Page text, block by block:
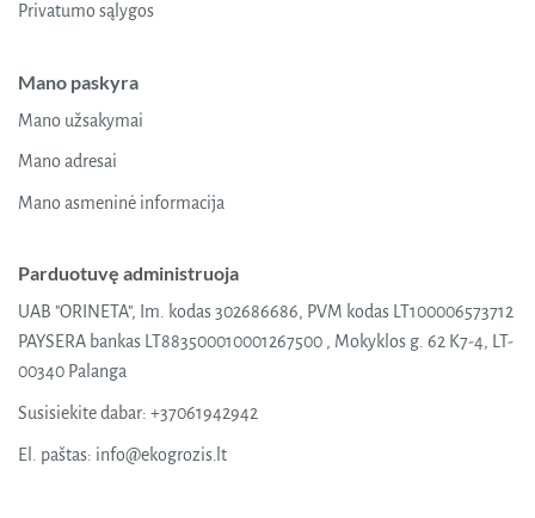
Privatumo sąlygos
Mano paskyra
Mano užsakymai
Mano adresai
Mano asmeninė informacija
Parduotuvę administruoja
UAB "ORINETA", Im. kodas 302686686, PVM kodas LT100006573712
PAYSERA bankas LT883500010001267500 , Mokyklos g. 62 K7-4, LT-
00340 Palanga
Susisiekite dabar: +37061942942
El. paštas: info@ekogrozis.lt